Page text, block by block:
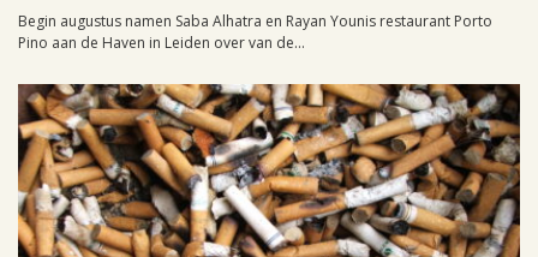
Begin augustus namen Saba Alhatra en Rayan Younis restaurant Porto
Pino aan de Haven in Leiden over van de...